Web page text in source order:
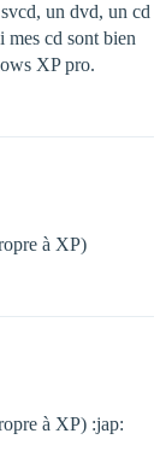
un dvd, un cd
mes cd sont bien
XP pro.
à XP)
à XP) :jap: